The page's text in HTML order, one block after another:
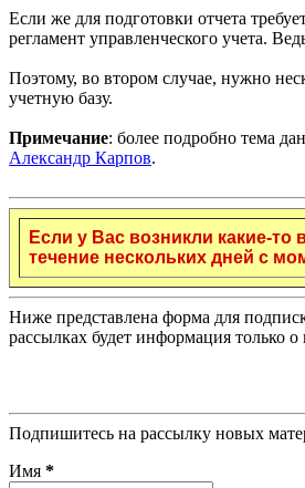
Если же для подготовки отчета
регламент управленческого учета.
Поэтому, во втором случае, нужно
учетную базу.
Примечание: более подробно тема
Александр Карпов.
Если у Вас возникли какие-
течение нескольких дней с
Ниже представлена форма для
рассылках будет информация только
Подпишитесь на рассылку новых
Имя *